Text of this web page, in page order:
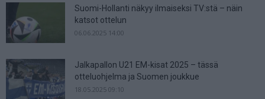
Suomi-Hollanti näkyy ilmaiseksi TV:stä – näin
katsot ottelun
06.06.2025 14:00
Jalkapallon U21 EM-kisat 2025 – tässä
otteluohjelma ja Suomen joukkue
18.05.2025 09:10